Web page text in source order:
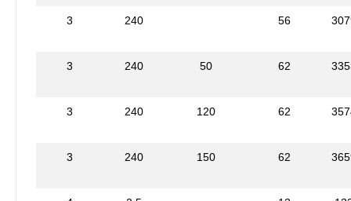
3 240 56
3 240 50 62
3 240 120 62
3 240 150 62